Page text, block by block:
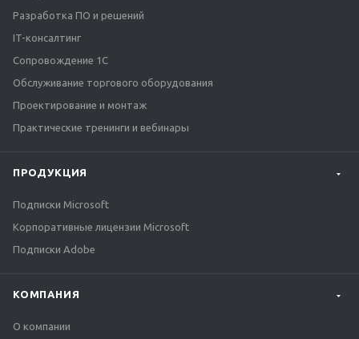
Разработка ПО и решений
IT-консалтинг
Сопровождение 1С
Обслуживание торгового оборудования
Проектирование и монтаж
Практические тренинги и вебинары
ПРОДУКЦИЯ
Подписки Microsoft
Корпоративные лицензии Microsoft
Подписки Adobe
КОМПАНИЯ
О компании